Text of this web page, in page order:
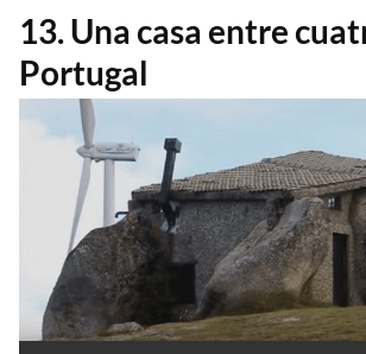
13. Una casa entre
Portugal